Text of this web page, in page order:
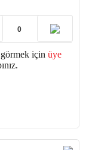
için üye